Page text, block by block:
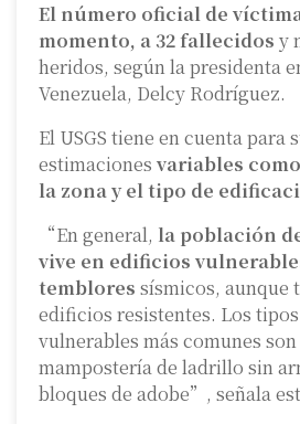
El número oficial de
momento, a 32 fallecidos y
heridos, según la presidenta
Venezuela, Delcy Rodríguez.
El USGS tiene en cuenta para
estimaciones variables
la zona y el tipo de
“En general, la población
vive en edificios
temblores sísmicos, aunque
edificios resistentes. Los
vulnerables más comunes
mampostería de ladrillo sin
bloques de adobe”, señala